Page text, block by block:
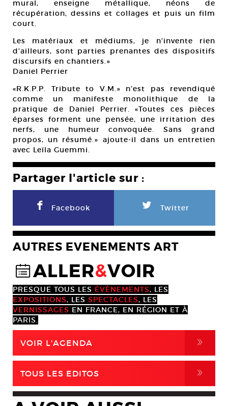
mural, enseigne métallique, néons de
récupération, dessins et collages et puis un film
court.
Les matériaux et médiums, je n’invente rien
d’ailleurs, sont parties prenantes des dispositifs
discursifs en chantiers.»
Daniel Perrier
«R.K.P.P. Tribute to V.M.» n’est pas revendiqué
comme un manifeste monolithique de la
pratique de Daniel Perrier. «Toutes ces pièces
éparses forment une pensée, une irritation des
nerfs, une humeur convoquée. Sans grand
propos, un résumé.» ajoute-il dans un entretien
avec Leïla Guemmi.
Partager l'article sur :
F Facebook L Twitter
AUTRES EVENEMENTS ART
@ALLER&VOIR
PRESQUE TOUS LES ÉVÈNEMENTS, LES
EXPOSITIONS, LES SPECTACLES, LES
VERNISSAGES EN FRANCE, EN RÉGION ET À
PARIS.
VOIR L'AGENDA ,
TOUS LES EDITOS ,